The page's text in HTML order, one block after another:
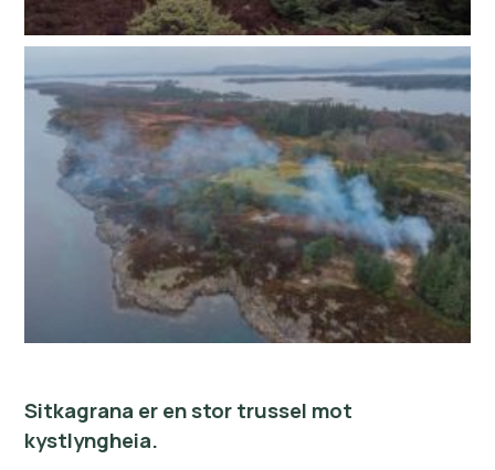
Sitkagrana er en stor trussel mot
kystlyngheia.